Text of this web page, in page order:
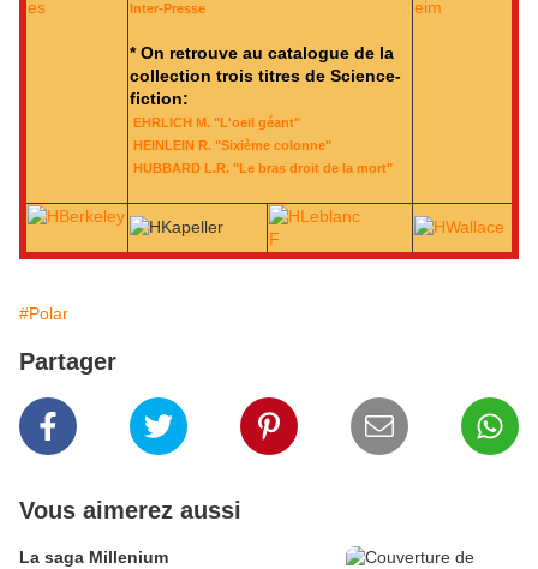
Inter-Presse
* On retrouve au catalogue de la
collection trois titres de Science-
fiction:
EHRLICH M. "L'oeil géant"
HEINLEIN R. "Sixième colonne"
HUBBARD L.R. "Le bras droit de la mort"
#Polar
Partager
Vous aimerez aussi
La saga Millenium